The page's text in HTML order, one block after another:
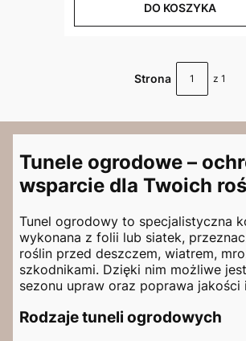
DO KOSZYKA
Strona z 1
Tunele ogrodowe –
wsparcie dla Twoich
Tunel ogrodowy to specjalistyczna
wykonana z folii lub siatek,
roślin przed deszczem, wiatrem,
szkodnikami. Dzięki nim możliwe
sezonu upraw oraz poprawa jakości
Rodzaje tuneli ogrodowych